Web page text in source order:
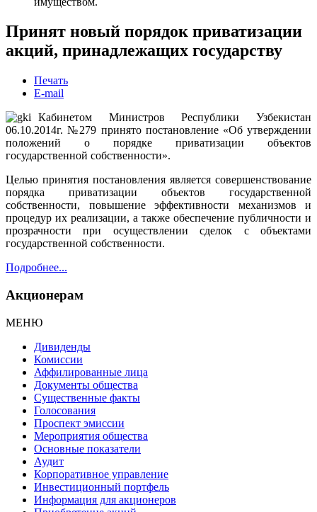
Принят новый порядок приватизации
акций, принадлежащих государству
Печать
E-mail
Кабинетом Министров Республики Узбекистан
06.10.2014г. №279 принято постановление «Об утверждении
положений о порядке приватизации объектов
государственной собственности».
Целью принятия постановления является совершенствование
порядка приватизации объектов государственной
собственности, повышение эффективности механизмов и
процедур их реализации, а также обеспечение публичности и
прозрачности при осуществлении сделок с объектами
государственной собственности.
Подробнее...
Акционерам
МЕНЮ
Дивиденды
Комиссии
Аффилированные лица
Документы общества
Существенные факты
Голосования
Проспект эмиссии
Мероприятия общества
Основные показатели
Аудит
Корпоративное управление
Инвестиционный портфель
Информация для акционеров